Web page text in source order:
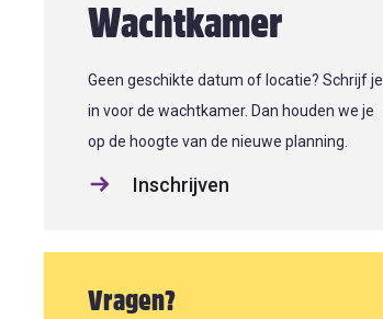
Wachtkamer
Geen geschikte datum of locatie? Schrijf je
in voor de wachtkamer. Dan houden we je
op de hoogte van de nieuwe planning.
Inschrijven
Vragen?